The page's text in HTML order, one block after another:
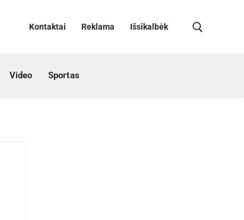
Kontaktai Reklama Išsikalbėk
Video Sportas